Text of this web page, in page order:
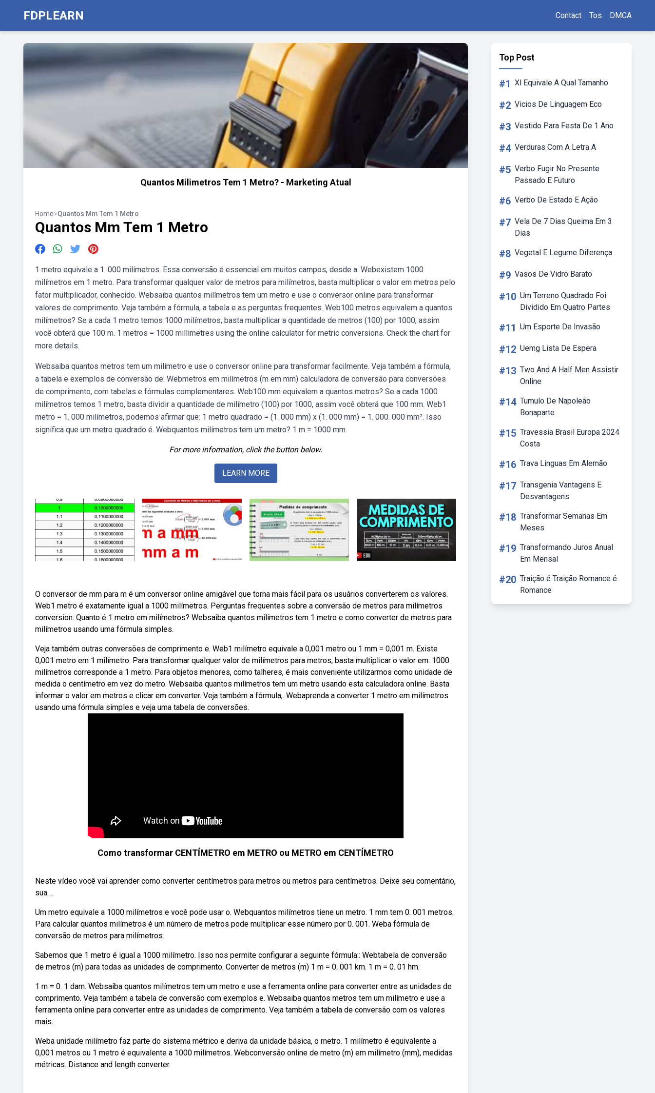
FDPLEARN Contact Tos DMCA
Quantos Milimetros Tem 1 Metro? - Marketing Atual
Home>Quantos Mm Tem 1 Metro
Quantos Mm Tem 1 Metro
1 metro equivale a 1. 000 milímetros. Essa conversão é essencial em muitos campos, desde a. Webexistem 1000
milímetros em 1 metro. Para transformar qualquer valor de metros para milímetros, basta multiplicar o valor em metros pelo
fator multiplicador, conhecido. Websaiba quantos milímetros tem um metro e use o conversor online para transformar
valores de comprimento. Veja também a fórmula, a tabela e as perguntas frequentes. Web100 metros equivalem a quantos
milímetros? Se a cada 1 metro temos 1000 milímetros, basta multiplicar a quantidade de metros (100) por 1000, assim
você obterá que 100 m. 1 metros = 1000 millimetres using the online calculator for metric conversions. Check the chart for
more details.
Websaiba quantos metros tem um milímetro e use o conversor online para transformar facilmente. Veja também a fórmula,
a tabela e exemplos de conversão de. Webmetros em milímetros (m em mm) calculadora de conversão para conversões
de comprimento, com tabelas e fórmulas complementares. Web100 mm equivalem a quantos metros? Se a cada 1000
milímetros temos 1 metro, basta dividir a quantidade de milímetro (100) por 1000, assim você obterá que 100 mm. Web1
metro = 1. 000 milímetros, podemos afirmar que: 1 metro quadrado = (1. 000 mm) x (1. 000 mm) = 1. 000. 000 mm². Isso
significa que um metro quadrado é. Webquantos milímetros tem um metro? 1 m = 1000 mm.
For more information, click the button below.
LEARN MORE
O conversor de mm para m é um conversor online amigável que torna mais fácil para os usuários converterem os valores.
Web1 metro é exatamente igual a 1000 milímetros. Perguntas frequentes sobre a conversão de metros para milímetros
conversion. Quanto é 1 metro em milímetros? Websaiba quantos milímetros tem 1 metro e como converter de metros para
milímetros usando uma fórmula simples.
Veja também outras conversões de comprimento e. Web1 milímetro equivale a 0,001 metro ou 1 mm = 0,001 m. Existe
0,001 metro em 1 milímetro. Para transformar qualquer valor de milímetros para metros, basta multiplicar o valor em. 1000
milímetros corresponde a 1 metro. Para objetos menores, como talheres, é mais conveniente utilizarmos como unidade de
medida o centímetro em vez do metro. Websaiba quantos milímetros tem um metro usando esta calculadora online. Basta
informar o valor em metros e clicar em converter. Veja também a fórmula,. Webaprenda a converter 1 metro em milímetros
usando uma fórmula simples e veja uma tabela de conversões.
Como transformar CENTÍMETRO em METRO ou METRO em CENTÍMETRO
Neste vídeo você vai aprender como converter centímetros para metros ou metros para centímetros. Deixe seu comentário,
sua ...
Um metro equivale a 1000 milímetros e você pode usar o. Webquantos milímetros tiene un metro. 1 mm tem 0. 001 metros.
Para calcular quantos milímetros é um número de metros pode multiplicar esse número por 0. 001. Weba fórmula de
conversão de metros para milímetros.
Sabemos que 1 metro é igual a 1000 milímetro. Isso nos permite configurar a seguinte fórmula:: Webtabela de conversão
de metros (m) para todas as unidades de comprimento. Converter de metros (m) 1 m = 0. 001 km. 1 m = 0. 01 hm.
1 m = 0. 1 dam. Websaiba quantos milímetros tem um metro e use a ferramenta online para converter entre as unidades de
comprimento. Veja também a tabela de conversão com exemplos e. Websaiba quantos metros tem um milímetro e use a
ferramenta online para converter entre as unidades de comprimento. Veja também a tabela de conversão com os valores
mais.
Weba unidade milímetro faz parte do sistema métrico e deriva da unidade básica, o metro. 1 milímetro é equivalente a
0,001 metros ou 1 metro é equivalente a 1000 milímetros. Webconversão online de metro (m) em milímetro (mm), medidas
métricas. Distance and length converter.
Top Post
#1 Xl Equivale A Qual Tamanho
#2 Vicios De Linguagem Eco
#3 Vestido Para Festa De 1 Ano
#4 Verduras Com A Letra A
#5 Verbo Fugir No Presente
Passado E Futuro
#6 Verbo De Estado E Ação
#7 Vela De 7 Dias Queima Em 3
Dias
#8 Vegetal E Legume Diferença
#9 Vasos De Vidro Barato
#10 Um Terreno Quadrado Foi
Dividido Em Quatro Partes
#11 Um Esporte De Invasão
#12 Uemg Lista De Espera
#13 Two And A Half Men Assistir
Online
#14 Tumulo De Napoleão
Bonaparte
#15 Travessia Brasil Europa 2024
Costa
#16 Trava Linguas Em Alemão
#17 Transgenia Vantagens E
Desvantagens
#18 Transformar Semanas Em
Meses
#19 Transformando Juros Anual
Em Mensal
#20 Traição é Traição Romance é
Romance